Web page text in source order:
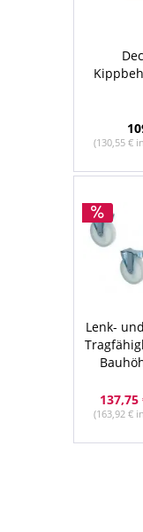
(130,55 €
Lenk-
137,75
(163,92 €